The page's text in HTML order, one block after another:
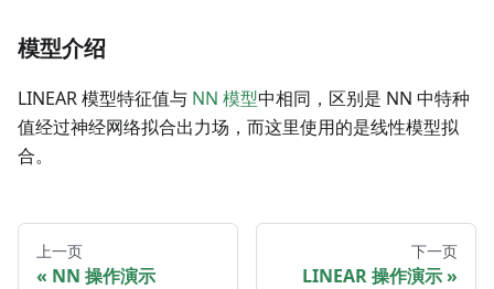
模型介绍
LINEAR 模型特征值与 NN 模型中相同，区别是 NN 中特种
值经过神经网络拟合出力场，而这里使用的是线性模型拟
合。
上一页
NN 操作演示
下一页
LINEAR 操作演示